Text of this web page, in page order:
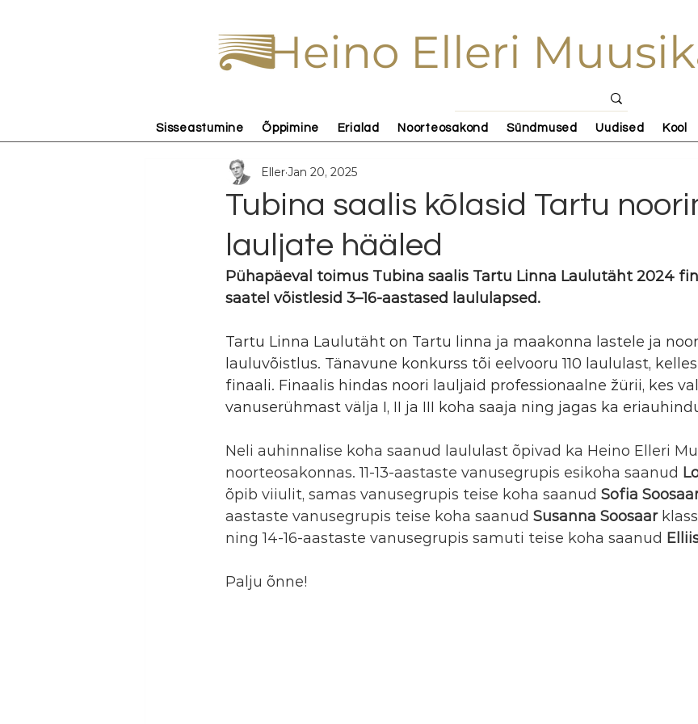
Heino Elleri
Sisseastumine Õppimine Erialad Noorteosakond Sündmused Uudised Kool
Tubina saalis kõlasid Tartu
lauljate hääled
EllerJan 20, 2025
Pühapäeval toimus Tubina saalis Tartu Linna Laulutäht 2024
saatel võistlesid 3–16-aastased laululapsed.
Tartu Linna Laulutäht on Tartu linna ja maakonna lastele ja
lauluvõistlus. Tänavune konkurss tõi eelvooru 110 laululast,
finaali. Finaalis hindas noori lauljaid professionaalne žürii, kes
vanuserühmast välja I, II ja III koha saaja ning jagas ka
Neli auhinnalise koha saanud laululast õpivad ka Heino Elleri
noorteosakonnas. 11-13-aastaste vanusegrupis esikoha saanud
õpib viiulit, samas vanusegrupis teise koha saanud Sofia
aastaste vanusegrupis teise koha saanud Susanna Soosaar
ning 14-16-aastaste vanusegrupis samuti teise koha saanud
Palju õnne!